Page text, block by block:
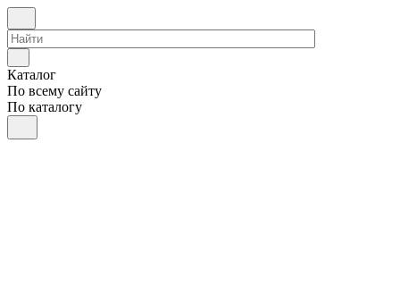
Каталог
По всему сайту
По каталогу